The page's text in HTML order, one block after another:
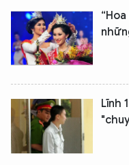
Lĩnh
Hãy hỏi tôi bất
An Ninh Thủ